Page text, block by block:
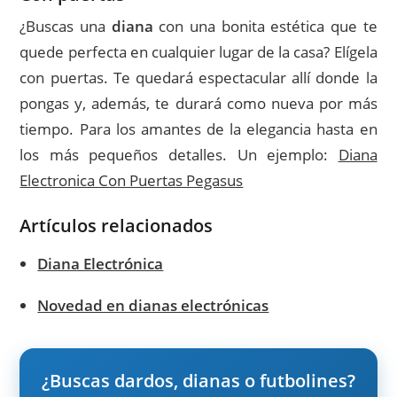
¿Buscas una diana con una bonita estética que te
quede perfecta en cualquier lugar de la casa? Elígela
con puertas. Te quedará espectacular allí donde la
pongas y, además, te durará como nueva por más
tiempo. Para los amantes de la elegancia hasta en
los más pequeños detalles. Un ejemplo: Diana
Electronica Con Puertas Pegasus
Artículos relacionados
Diana Electrónica
Novedad en dianas electrónicas
¿Buscas dardos, dianas o futbolines?